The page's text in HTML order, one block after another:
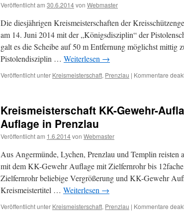
Veröffentlicht am 30.6.2014von Webmaster
Die diesjährigen Kreismeisterschaften der
am 14. Juni 2014 mit der „Königsdisziplin“ der
galt es die Scheibe auf 50 m Entfernung möglichst mittig
Pistolendisziplin … Weiterlesen →
Veröffentlicht unter Kreismeisterschaft, Prenzlau | Kommentare
Kreismeisterschaft KK-Gewehr-
Auflage in Prenzlau
Veröffentlicht am 1.6.2014von Webmaster
Aus Angermünde, Lychen, Prenzlau und Templin reisten
mit dem KK-Gewehr Auflage mit Zielfernrohr bis
Zielfernrohr beliebige Vergrößerung und KK-Gewehr
Kreismeistertitel … Weiterlesen →
Veröffentlicht unter Kreismeisterschaft, Prenzlau | Kommentare